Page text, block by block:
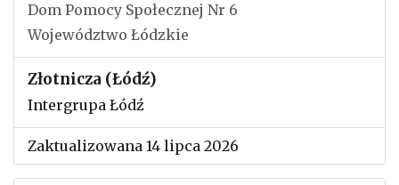
Dom Pomocy Społecznej Nr 6
Województwo Łódzkie
Złotnicza (Łódź)
Intergrupa Łódź
Zaktualizowana 14 lipca 2026